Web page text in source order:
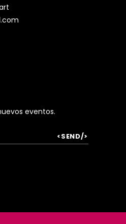
eventos.